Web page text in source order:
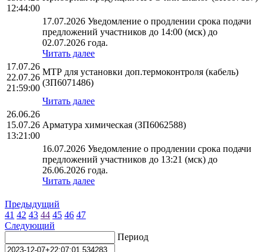
12:44:00
17.07.2026 Уведомление о продлении срока подачи
предложений участников до 14:00 (мск) до
02.07.2026 года.
Читать далее
17.07.26
22.07.26
21:59:00
МТР для установки доп.термоконтроля (кабель)
(ЗП6071486)
Читать далее
26.06.26
15.07.26
13:21:00
Арматура химическая (ЗП6062588)
16.07.2026 Уведомление о продлении срока подачи
предложений участников до 13:21 (мск) до
26.06.2026 года.
Читать далее
Предыдущий
41 42 43 44 45 46 47
Следующий
Период